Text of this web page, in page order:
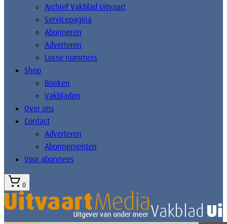
Archief Vakblad Uitvaart
Servicepagina
Abonneren
Adverteren
Losse nummers
Shop
Boeken
Vakbladen
Over ons
Contact
Adverteren
Abonnementen
Voor abonnees
0